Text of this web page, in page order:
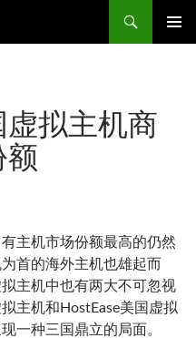
拟主机商
主机市场份额最高的仍然
首的海外主机也雄起而
主机中也有两大不可忽视
主机和HostEase美国虚拟
一种三国鼎立的局面。